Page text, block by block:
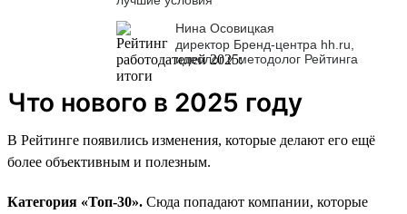
Нина Осовицкая
директор Бренд-центра hh.ru,
идеолог и методолог Рейтинга
Что нового в 2025 году
В Рейтинге появились изменения, которые делают его ещё
более объективным и полезным.
Категория «Топ-30». Сюда попадают компании, которые